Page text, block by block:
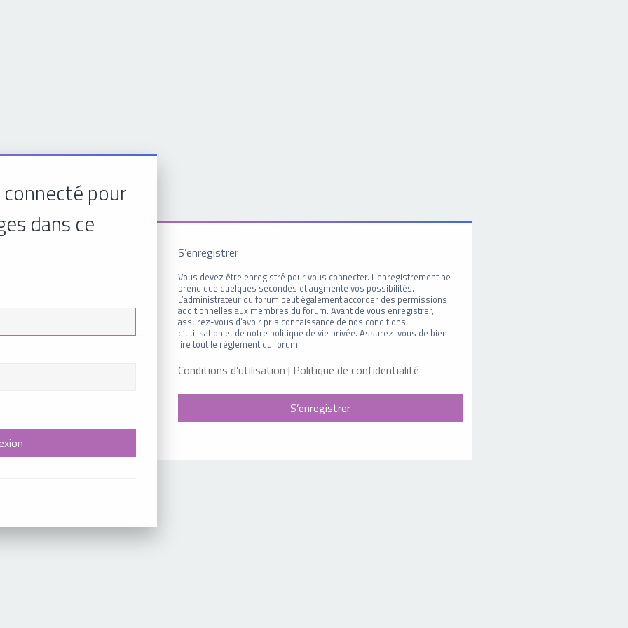
pour
dans ce
S’enregistrer
Vous devez être enregistré pour vous connecter. L’enregistrement ne
prend que quelques secondes et augmente vos possibilités.
L’administrateur du forum peut également accorder des permissions
additionnelles aux membres du forum. Avant de vous enregistrer,
assurez-vous d’avoir pris connaissance de nos conditions
d’utilisation et de notre politique de vie privée. Assurez-vous de bien
lire tout le règlement du forum.
Conditions d’utilisation | Politique de confidentialité
S’enregistrer